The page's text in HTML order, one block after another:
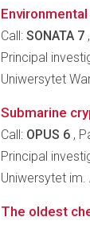
Call: SONATA 7
Principal
Uniwersytet
Submarine
Call: OPUS 6 ,
Principal
Uniwersytet
The oldest